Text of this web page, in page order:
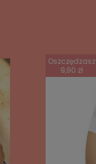
Oszczędzasz
9,90 zł